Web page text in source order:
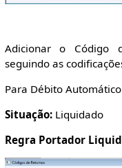
Adicionar o Código
seguindo as
Para Débito
Situação:Liquidado
Regra Portador